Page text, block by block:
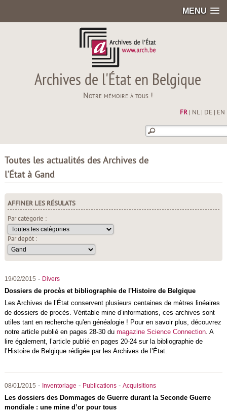
MENU
Archives de l'État en Belgique
Notre mémoire à tous !
FR| NL| DE EN
Toutes les actualités des Archives de
l'État à Gand
AFFINER LES RÉSULATS
Par catégorie :
Par dépôt :
19/02/2015 - Divers
Dossiers de procès et bibliographie de l'Histoire de Belgique
Les Archives de l’État conservent plusieurs centaines de mètres linéaires
de dossiers de procès. Véritable mine d’informations, ces archives sont
utiles tant en recherche qu'en généalogie ! Pour en savoir plus, découvrez
notre article publié en pages 28-30 du magazine Science Connection. A
lire également, l’article publié en pages 20-24 sur la bibliographie de
l’Histoire de Belgique rédigée par les Archives de l’État.
08/01/2015 - Inventoriage - Publications- Acquisitions
Les dossiers des Dommages de Guerre durant la Seconde Guerre
mondiale : une mine d’or pour tous